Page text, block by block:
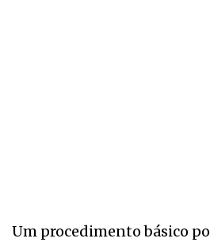
Um procedimento básico